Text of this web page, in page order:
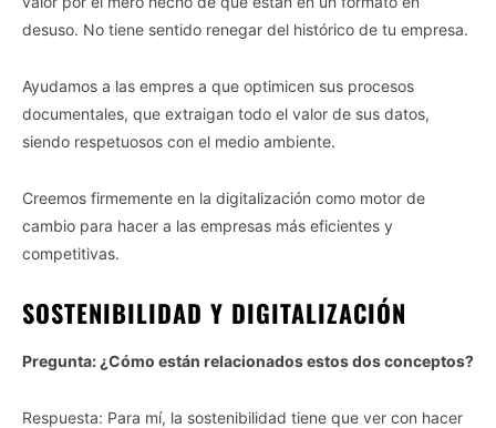
desuso. No tiene sentido renegar del histórico de tu empresa.
Ayudamos a las empres a que optimicen sus procesos
documentales, que extraigan todo el valor de sus datos,
siendo respetuosos con el medio ambiente.
Creemos firmemente en la digitalización como motor de
cambio para hacer a las empresas más eficientes y
competitivas.
SOSTENIBILIDAD Y DIGITALIZACIÓN
Pregunta: ¿Cómo están relacionados estos dos conceptos?
Respuesta: Para mí, la sostenibilidad tiene que ver con hacer